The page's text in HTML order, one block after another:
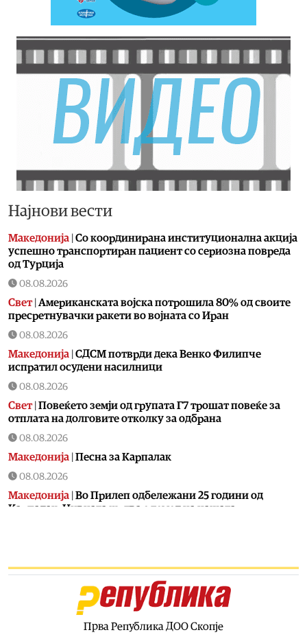
Најнови вести
Македонија Со координирана институционална акција
успешно транспортиран пациент со сериозна повреда
од Турција
08.08.2026
Свет| Американската војска потрошила 80% од своите
пресретнувачки ракети во војната со Иран
08.08.2026
Македонија СДСМ потврди дека Венко Филипче
испратил осудени насилници
08.08.2026
Свет| Повеќето земји од групата Г7 трошат повеќе за
отплата на долговите отколку за одбрана
08.08.2026
Македонија Песна за Карпалак
08.08.2026
Македонија Во Прилеп одбележани 25 години од
Карпалак: Нивната жртва е темел на нашата
донесен пациент повреден на одмор во Турција
Тројца силувале 14-годишно девојче во Германија:
Нема обвинение затоа што девојчето не можело ни да
Прва Република ДОО Скопје